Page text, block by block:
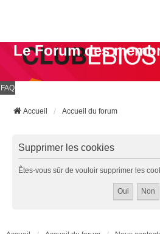
Le Forum des
FAQ
Accueil Accueil du forum
Supprimer les cookies
Êtes-vous sûr de vouloir supprimer les